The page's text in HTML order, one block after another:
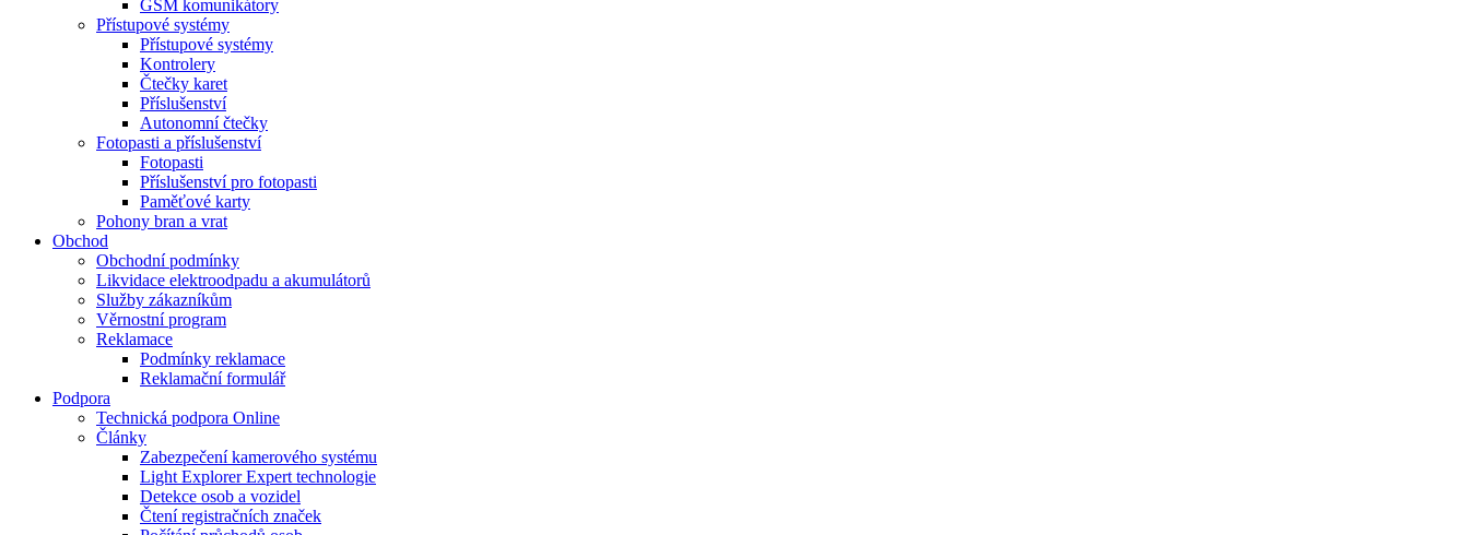
GSM komunikátory
Přístupové systémy
Přístupové systémy
Kontrolery
Čtečky karet
Příslušenství
Autonomní čtečky
Fotopasti a příslušenství
Fotopasti
Příslušenství pro fotopasti
Paměťové karty
Pohony bran a vrat
Obchod
Obchodní podmínky
Likvidace elektroodpadu a akumulátorů
Služby zákazníkům
Věrnostní program
Reklamace
Podmínky reklamace
Reklamační formulář
Podpora
Technická podpora Online
Články
Zabezpečení kamerového systému
Light Explorer Expert technologie
Detekce osob a vozidel
Čtení registračních značek